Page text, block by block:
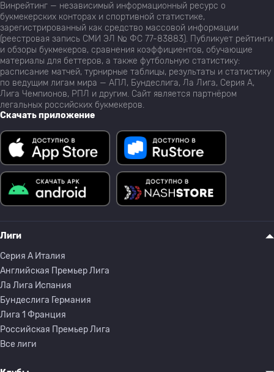
Винрейтинг — независимый информационный ресурс о
букмекерских конторах и спортивной статистике,
зарегистрированный как средство массовой информации
(реестровая запись СМИ ЭЛ № ФС 77-83883). Публикует рейтинги
и обзоры букмекеров, сравнения коэффициентов, обучающие
материалы для беттеров, а также футбольную статистику:
расписание матчей, турнирные таблицы, результаты и статистику
по ведущим лигам мира — АПЛ, Бундеслига, Ла Лига, Серия А,
Лига Чемпионов, РПЛ и другим. Сайт является партнёром
легальных российских букмекеров.
Скачать приложение
Лиги
Серия A Италия
Английская Премьер Лига
Ла Лига Испания
Бундеслига Германия
Лига 1 Франция
Российская Премьер Лига
Все лиги